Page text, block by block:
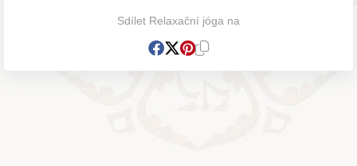
Sdílet Relaxační jóga na